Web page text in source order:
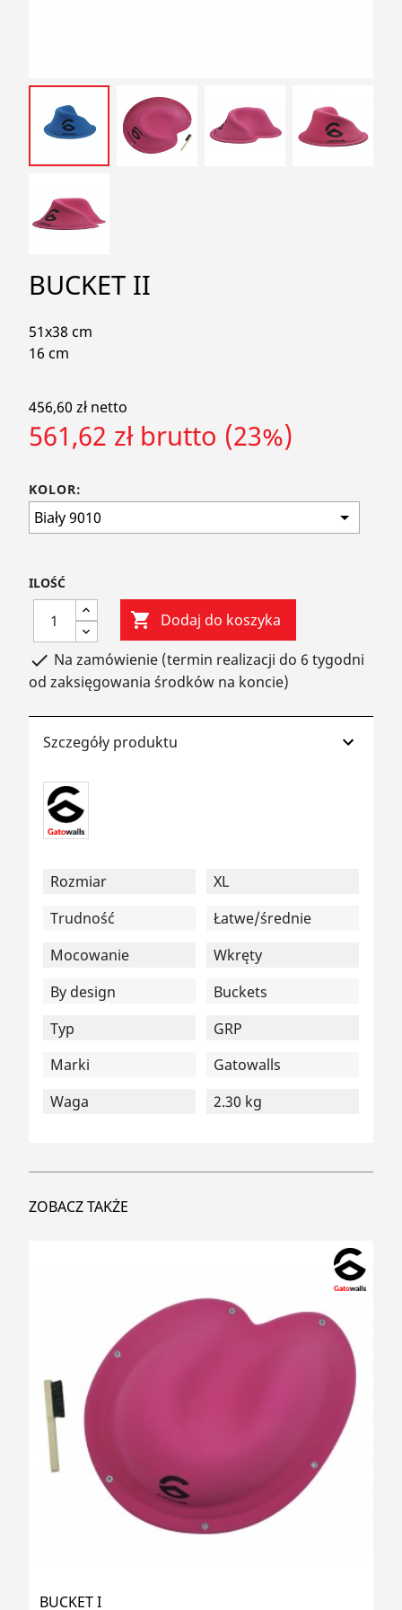
BUCKET II
51x38 cm
16 cm
456,60 zł netto
561,62 zł brutto (23%)
KOLOR:
ILOŚĆ
 Dodaj do koszyka
 Na zamówienie (termin realizacji do 6 tygodni
od zaksięgowania środków na koncie)
Szczegóły produktu
Rozmiar
XL
Trudność
Łatwe/średnie
Mocowanie
Wkręty
By design
Buckets
Typ
GRP
Marki
Gatowalls
Waga
2.30 kg
ZOBACZ TAKŻE
BUCKET I